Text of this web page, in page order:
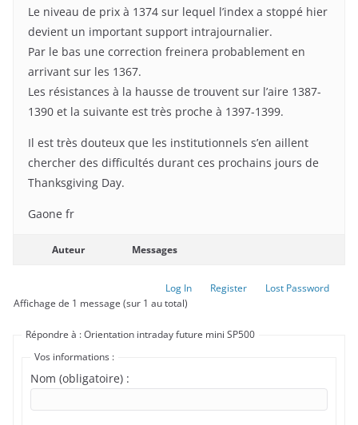
Le niveau de prix à 1374 sur lequel l’index a stoppé hier
devient un important support intrajournalier.
Par le bas une correction freinera probablement en
arrivant sur les 1367.
Les résistances à la hausse de trouvent sur l’aire 1387-
1390 et la suivante est très proche à 1397-1399.
Il est très douteux que les institutionnels s’en aillent
chercher des difficultés durant ces prochains jours de
Thanksgiving Day.
Gaone fr
Auteur Messages
Log In Register
Lost Password
Affichage de 1 message (sur 1 au total)
Répondre à : Orientation intraday future mini SP500
Vos informations :
Nom (obligatoire) :